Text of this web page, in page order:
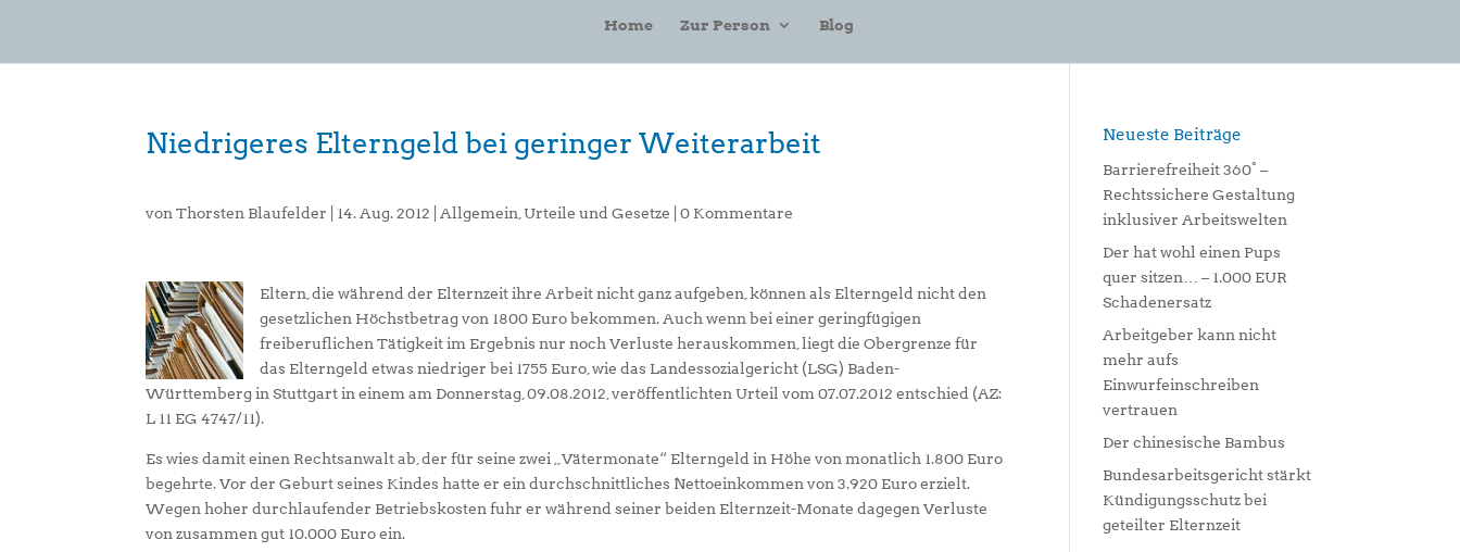
Home Zur Person Blog
Niedrigeres Elterngeld bei geringer Weiterarbeit
vonThorsten Blaufelder |14. Aug. 2012 Allgemein ,Urteile und Gesetze |0 Kommentare
Eltern, die während der Elternzeit ihre Arbeit nicht ganz aufgeben, können als Elterngeld nicht den
gesetzlichen Höchstbetrag von 1800 Euro bekommen. Auch wenn bei einer geringfügigen
freiberuflichen Tätigkeit im Ergebnis nur noch Verluste herauskommen, liegt die Obergrenze für
das Elterngeld etwas niedriger bei 1755 Euro, wie das Landessozialgericht (LSG) Baden-
Württemberg in Stuttgart in einem am Donnerstag, 09.08.2012, veröffentlichten Urteil vom 07.07.2012 entschied (AZ:
L 11 EG 4747/11).
Es wies damit einen Rechtsanwalt ab, der für seine zwei „Vätermonate“ Elterngeld in Höhe von monatlich 1.800 Euro
begehrte. Vor der Geburt seines Kindes hatte er ein durchschnittliches Nettoeinkommen von 3.920 Euro erzielt.
Wegen hoher durchlaufender Betriebskosten fuhr er während seiner beiden Elternzeit-Monate dagegen Verluste
von zusammen gut 10.000 Euro ein.
Neueste Beiträge
Barrierefreiheit 360° –
Rechtssichere Gestaltung
inklusiver Arbeitswelten
Der hat wohl einen Pups
quer sitzen… – 1.000 EUR
Schadenersatz
Arbeitgeber kann nicht
mehr aufs
Einwurfeinschreiben
vertrauen
Der chinesische Bambus
Bundesarbeitsgericht stärkt
Kündigungsschutz bei
geteilter Elternzeit